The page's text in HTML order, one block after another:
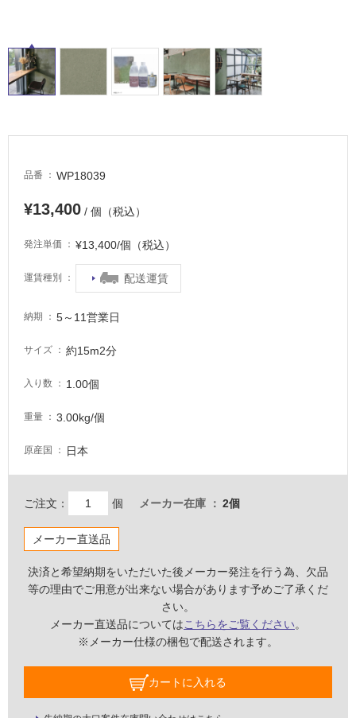
品番 WP18039
¥13,400 / 個（税込）
発注単価 ¥13,400/個（税込）
運賃種別 配送運賃
納期 5～11営業日
サイズ 約15m2分
入り数 1.00個
重量 3.00kg/個
原産国 日本
ご注文： 個 メーカー在庫 2個
メーカー直送品
決済と希望納期をいただいた後メーカー発注を行う為、欠品
等の理由でご用意が出来ない場合があります予めご了承くだ
さい。
メーカー直送品についてはこちらをご覧ください。
※メーカー仕様の梱包で配送されます。
カートに入れる
屋
内
屋
床・
室
床・
車
常
適
て
る
適
し
て
い
る
が
注
意
必
て